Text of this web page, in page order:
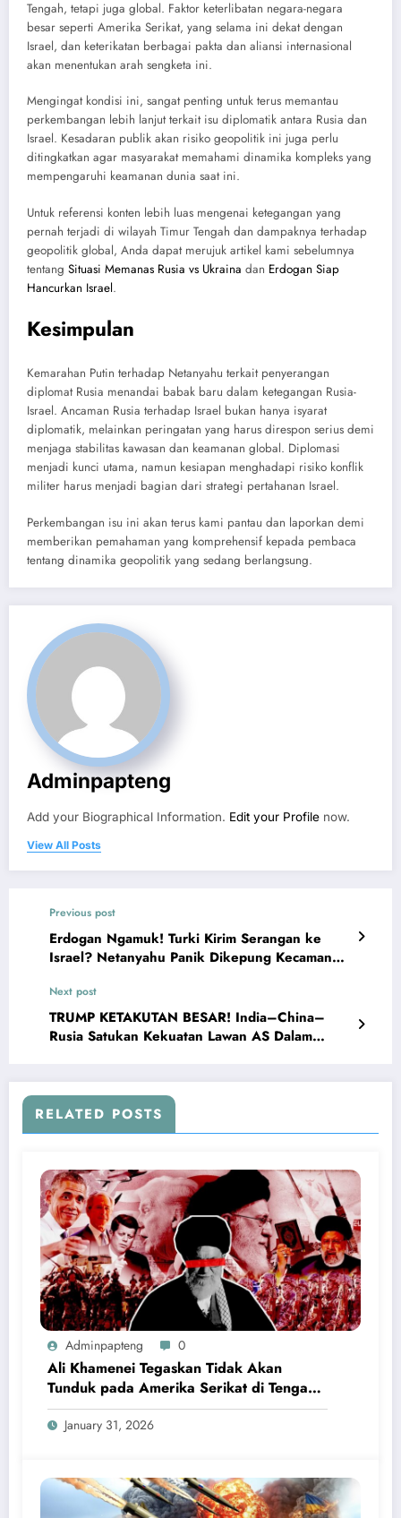
Tengah, tetapi juga global. Faktor keterlibatan negara-negara
besar seperti Amerika Serikat, yang selama ini dekat dengan
Israel, dan keterikatan berbagai pakta dan aliansi internasional
akan menentukan arah sengketa ini.
Mengingat kondisi ini, sangat penting untuk terus memantau
perkembangan lebih lanjut terkait isu diplomatik antara Rusia dan
Israel. Kesadaran publik akan risiko geopolitik ini juga perlu
ditingkatkan agar masyarakat memahami dinamika kompleks yang
mempengaruhi keamanan dunia saat ini.
Untuk referensi konten lebih luas mengenai ketegangan yang
pernah terjadi di wilayah Timur Tengah dan dampaknya terhadap
geopolitik global, Anda dapat merujuk artikel kami sebelumnya
tentang Situasi Memanas Rusia vs Ukraina dan Erdogan Siap
Hancurkan Israel.
Kesimpulan
Kemarahan Putin terhadap Netanyahu terkait penyerangan
diplomat Rusia menandai babak baru dalam ketegangan Rusia-
Israel. Ancaman Rusia terhadap Israel bukan hanya isyarat
diplomatik, melainkan peringatan yang harus direspon serius demi
menjaga stabilitas kawasan dan keamanan global. Diplomasi
menjadi kunci utama, namun kesiapan menghadapi risiko konflik
militer harus menjadi bagian dari strategi pertahanan Israel.
Perkembangan isu ini akan terus kami pantau dan laporkan demi
memberikan pemahaman yang komprehensif kepada pembaca
tentang dinamika geopolitik yang sedang berlangsung.
Adminpapteng
Add your Biographical Information. Edit your Profile now.
View All Posts
Previous post
Erdogan Ngamuk! Turki Kirim Serangan ke
Israel? Netanyahu Panik Dikepung Kecaman
Next post
TRUMP KETAKUTAN BESAR! India–China–
Rusia Satukan Kekuatan Lawan AS Dalam
RELATED POSTS
Adminpapteng 0
Ali Khamenei Tegaskan Tidak Akan
Tunduk pada Amerika Serikat di Tengah
Ketegangan Nuklir Iran
January 31, 2026